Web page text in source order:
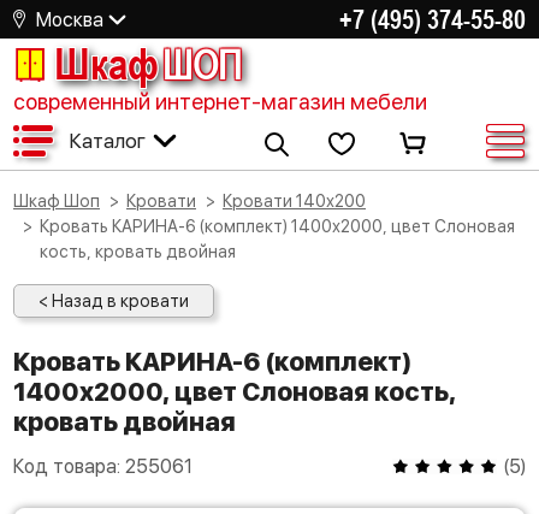
Москва +7 (495) 374-55-80
ШкафШОП
современный интернет-магазин мебели
Каталог
Шкаф Шоп Кровати
Кровати 140х200
Кровать КАРИНА-6 (комплект) 1400х2000, цвет Слоновая
кость, кровать двойная
< Назад в кровати
Кровать КАРИНА-6 (комплект)
1400х2000, цвет Слоновая кость,
кровать двойная
Код товара: 255061 (5)